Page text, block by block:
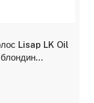
Lisap LK Oil